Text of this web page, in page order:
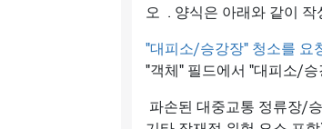
오 . 양식은 아래와 같이
"대피소/승강장" 청소를 요
"객체" 필드에서 "대피소/
파손된 대중교통 정류장/